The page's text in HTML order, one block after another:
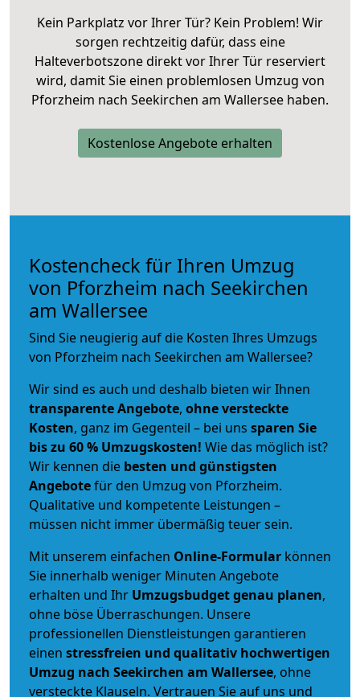
Kein Parkplatz vor Ihrer Tür? Kein Problem! Wir
sorgen rechtzeitig dafür, dass eine
Halteverbotszone direkt vor Ihrer Tür reserviert
wird, damit Sie einen problemlosen Umzug von
Pforzheim nach Seekirchen am Wallersee haben.
Kostenlose Angebote erhalten
Kostencheck für Ihren Umzug
von Pforzheim nach Seekirchen
am Wallersee
Sind Sie neugierig auf die Kosten Ihres Umzugs
von Pforzheim nach Seekirchen am Wallersee?
Wir sind es auch und deshalb bieten wir Ihnen
transparente Angebote, ohne versteckte
Kosten, ganz im Gegenteil – bei uns sparen Sie
bis zu 60 % Umzugskosten! Wie das möglich ist?
Wir kennen die besten und günstigsten
Angebotefür den Umzug von Pforzheim.
Qualitative und kompetente Leistungen –
müssen nicht immer übermäßig teuer sein.
Mit unserem einfachen Online-Formular können
Sie innerhalb weniger Minuten Angebote
erhalten und Ihr Umzugsbudgetgenau planen,
ohne böse Überraschungen. Unsere
professionellen Dienstleistungen garantieren
einen stressfreien und qualitativ hochwertigen
Umzug nach Seekirchen am Wallersee, ohne
versteckte Klauseln. Vertrauen Sie auf uns und